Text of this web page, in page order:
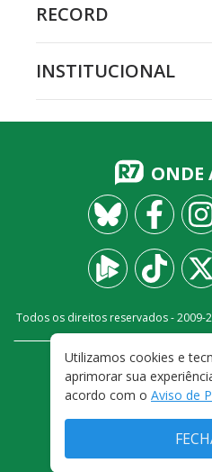
RECORD
INSTITUCIONAL
ONDE
Todos os direitos reservados - 2009-
FALE
TERMOS E
Utilizamos cookies e
aprimorar sua
acordo com o Aviso de